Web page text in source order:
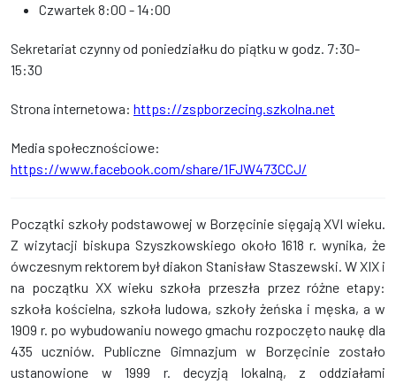
Czwartek 8:00 - 14:00
Sekretariat czynny od poniedziałku do piątku w godz. 7:30-
15:30
Strona internetowa: https://zspborzecing.szkolna.net
Media społecznościowe:
https://www.facebook.com/share/1FJW473CCJ/
Początki szkoły podstawowej w Borzęcinie sięgają XVI wieku.
Z wizytacji biskupa Szyszkowskiego około 1618 r. wynika, że
ówczesnym rektorem był diakon Stanisław Staszewski. W XIX i
na początku XX wieku szkoła przeszła przez różne etapy:
szkoła kościelna, szkoła ludowa, szkoły żeńska i męska, a w
1909 r. po wybudowaniu nowego gmachu rozpoczęto naukę dla
435 uczniów. Publiczne Gimnazjum w Borzęcinie zostało
ustanowione w 1999 r. decyzją lokalną, z oddziałami